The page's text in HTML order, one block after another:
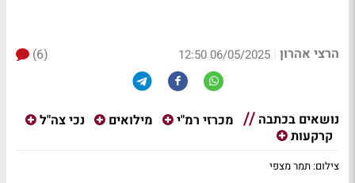
הרצי אהרון |
06/05/2025 12:50
(6)
נושאים בכתבה מכרזי רמ"י מילואים
נכי צה"ל
קרקעות
צילום: תמר מצפי